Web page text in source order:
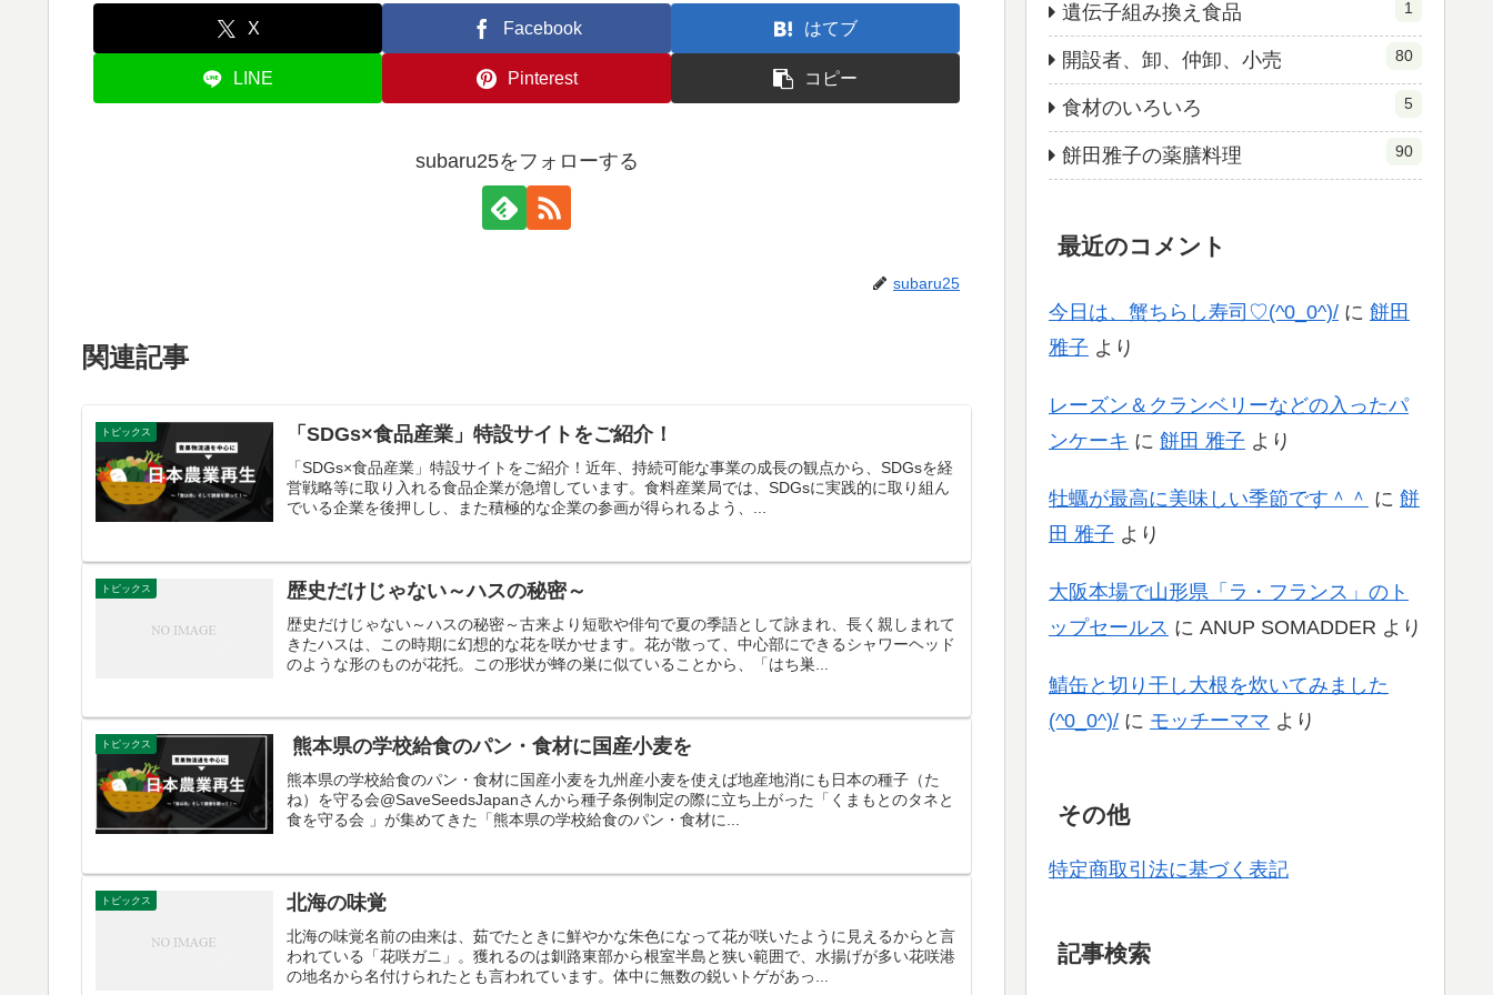
X Facebook はてブ
LINE Pinterest コピー
subaru25をフォローする
subaru25
関連記事
トピックス 「SDGs×食品産業」特設サイトをご紹介！
「SDGs×食品産業」特設サイトをご紹介！近年、持続可能な事業の成長の観点から、SDGsを経
営戦略等に取り入れる食品企業が急増しています。食料産業局では、SDGsに実践的に取り組ん
でいる企業を後押しし、また積極的な企業の参画が得られるよう、...
トピックス 歴史だけじゃない～ハスの秘密～
歴史だけじゃない～ハスの秘密～古来より短歌や俳句で夏の季語として詠まれ、長く親しまれて
きたハスは、この時期に幻想的な花を咲かせます。花が散って、中心部にできるシャワーヘッド
のような形のものが花托。この形状が蜂の巣に似ていることから、「はち巣...
トピックス 熊本県の学校給食のパン・食材に国産小麦を
熊本県の学校給食のパン・食材に国産小麦を九州産小麦を使えば地産地消にも日本の種子（た
ね）を守る会@SaveSeedsJapanさんから種子条例制定の際に立ち上がった「くまもとのタネと
食を守る会 」が集めてきた「熊本県の学校給食のパン・食材に...
トピックス 北海の味覚
北海の味覚名前の由来は、茹でたときに鮮やかな朱色になって花が咲いたように見えるからと言
われている「花咲ガニ」。獲れるのは釧路東部から根室半島と狭い範囲で、水揚げが多い花咲港
の地名から名付けられたとも言われています。体中に無数の鋭いトゲがあっ...
遺伝子組み換え食品 1
開設者、卸、仲卸、小売 80
食材のいろいろ 5
餅田雅子の薬膳料理 90
最近のコメント
今日は、蟹ちらし寿司♡(^0_0^)/ に 餅田
雅子 より
レーズン＆クランベリーなどの入ったパ
ンケーキ に 餅田 雅子 より
牡蠣が最高に美味しい季節です＾＾ に 餅
田 雅子 より
大阪本場で山形県「ラ・フランス」のト
ップセールス に ANUP SOMADDER より
鯖缶と切り干し大根を炊いてみました
(^0_0^)/ に モッチーママ より
その他
特定商取引法に基づく表記
記事検索